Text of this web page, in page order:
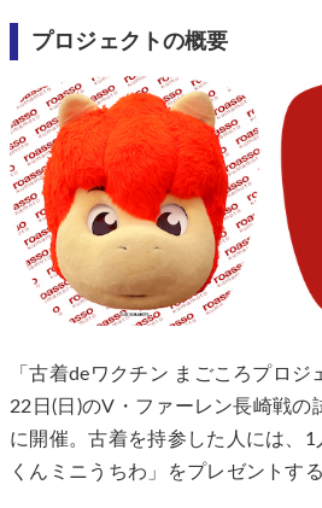
プロジェクトの概要
「古着deワクチン まごころプロジ
22日(日)のV・ファーレン長崎戦
に開催。古着を持参した人には、
くんミニうちわ」をプレゼントする